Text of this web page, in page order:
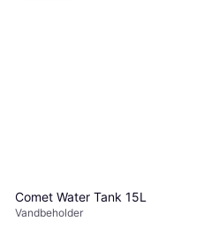
Comet Water Tank 15L
Vandbeholder